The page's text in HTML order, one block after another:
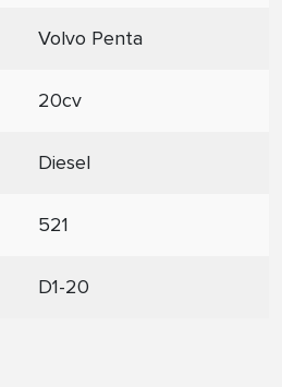
Volvo Penta
20cv
Diesel
521
D1-20